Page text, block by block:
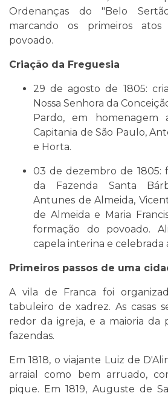
Ordenanças do "Belo
marcando os primeiros
povoado.
Criação da Freguesia
29 de agosto de 1805:
Nossa Senhora da
Pardo, em homenagem
Capitania de São Paulo,
e Horta.
03 de dezembro de 1805:
da Fazenda Santa
Antunes de Almeida,
de Almeida e Maria
formação do povoado.
capela interina e celebrada
Primeiros passos de uma
A vila de Franca foi
tabuleiro de xadrez. As casas
redor da igreja, e a maioria da
fazendas.
Em 1818, o viajante Luiz de
arraial como bem arruado,
pique. Em 1819, Auguste de